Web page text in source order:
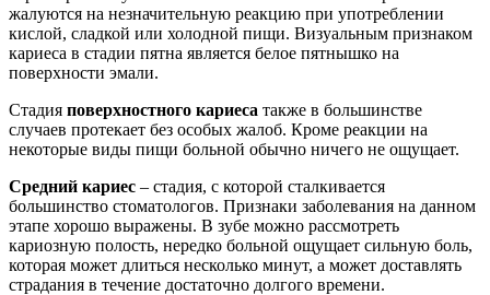
жалуются на незначительную реакцию при употреблении
кислой, сладкой или холодной пищи. Визуальным признаком
кариеса в стадии пятна является белое пятнышко на
поверхности эмали.
Стадия поверхностного кариеса также в большинстве
случаев протекает без особых жалоб. Кроме реакции на
некоторые виды пищи больной обычно ничего не ощущает.
Средний кариес – стадия, с которой сталкивается
большинство стоматологов. Признаки заболевания на данном
этапе хорошо выражены. В зубе можно рассмотреть
кариозную полость, нередко больной ощущает сильную боль,
которая может длиться несколько минут, а может доставлять
страдания в течение достаточно долгого времени.